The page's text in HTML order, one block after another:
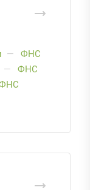
—
ФНС
—
ФНС